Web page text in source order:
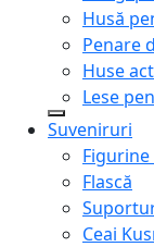
Husă
Penare
Huse
Lese
Suveniruri
Flască
Ceai